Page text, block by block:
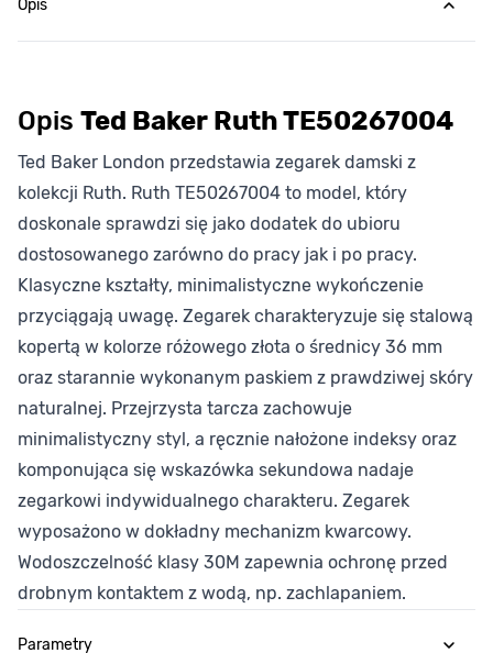
Opis
Opis Ted Baker Ruth TE50267004
Ted Baker London przedstawia zegarek damski z
kolekcji Ruth. Ruth TE50267004 to model, który
doskonale sprawdzi się jako dodatek do ubioru
dostosowanego zarówno do pracy jak i po pracy.
Klasyczne kształty, minimalistyczne wykończenie
przyciągają uwagę. Zegarek charakteryzuje się stalową
kopertą w kolorze różowego złota o średnicy 36 mm
oraz starannie wykonanym paskiem z prawdziwej skóry
naturalnej. Przejrzysta tarcza zachowuje
minimalistyczny styl, a ręcznie nałożone indeksy oraz
komponująca się wskazówka sekundowa nadaje
zegarkowi indywidualnego charakteru. Zegarek
wyposażono w dokładny mechanizm kwarcowy.
Wodoszczelność klasy 30M zapewnia ochronę przed
drobnym kontaktem z wodą, np. zachlapaniem.
Parametry